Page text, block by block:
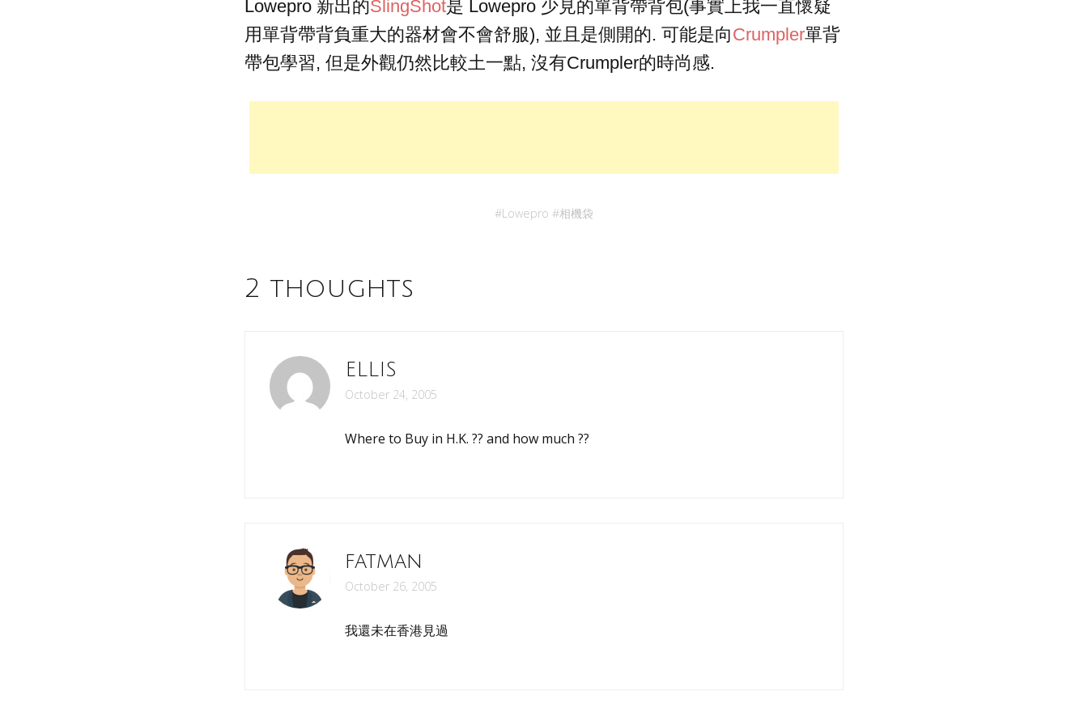
Lowepro 新出的SlingShot是 Lowepro 少見的單背帶背包(事實上我一直懷疑
用單背帶背負重大的器材會不會舒服), 並且是側開的. 可能是向Crumpler單背
帶包學習, 但是外觀仍然比較土一點, 沒有Crumpler的時尚感.
#Lowepro #相機袋
2 thoughts
ELLIS
October 24, 2005
Where to Buy in H.K. ?? and how much ??
fatman
October 26, 2005
我還未在香港見過